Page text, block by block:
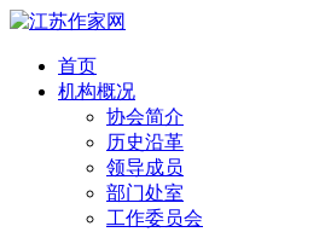
首页
机构概况
协会简介
历史沿革
领导成员
部门处室
工作委员会